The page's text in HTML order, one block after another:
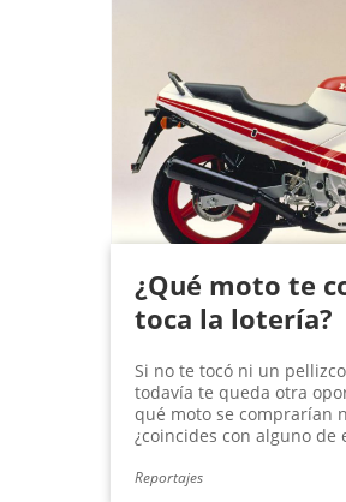
¿Qué moto te
toca la lotería?
Si no te tocó ni un
todavía te queda otra
qué moto se comprarían
¿coincides con alguno de
Reportajes